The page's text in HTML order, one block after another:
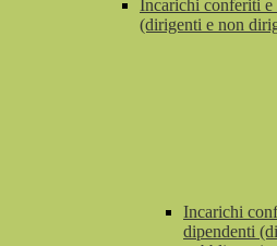
Incarichi conferiti e
(dirigenti e non
Incarichi
dipendenti